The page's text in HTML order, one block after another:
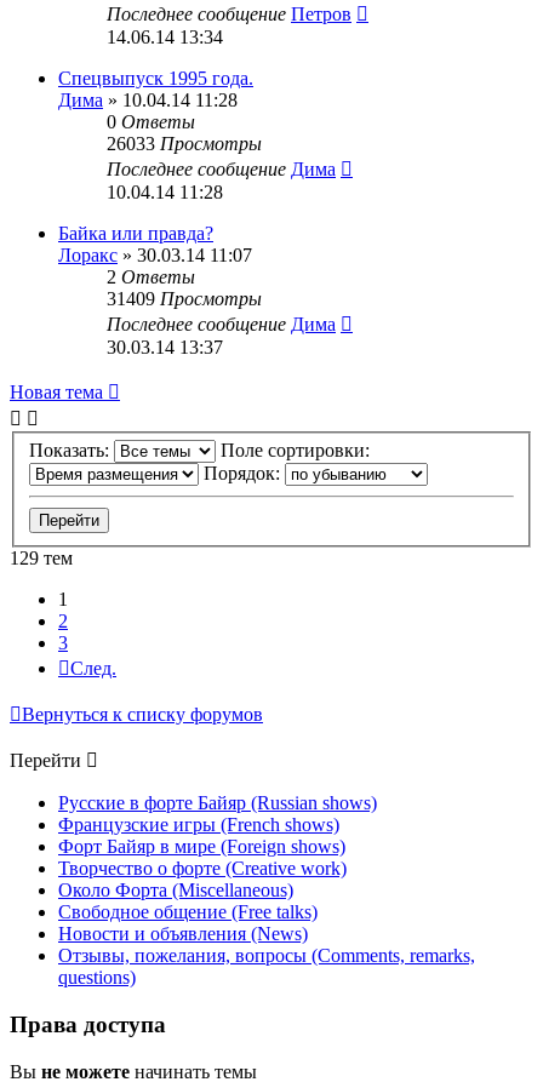
Последнее сообщение Петров
14.06.14 13:34
Спецвыпуск 1995 года.
Дима » 10.04.14 11:28
0 Ответы
26033 Просмотры
Последнее сообщение Дима
10.04.14 11:28
Байка или правда?
Лоракс » 30.03.14 11:07
2 Ответы
31409 Просмотры
Последнее сообщение Дима
30.03.14 13:37
Новая тема
Показать:
Поле сортировки:
Порядок:
129 тем
1
2
3
След.
Вернуться к списку форумов
Перейти
Русские в форте Байяр (Russian shows)
Французские игры (French shows)
Форт Байяр в мире (Foreign shows)
Творчество о форте (Creative work)
Около Форта (Miscellaneous)
Свободное общение (Free talks)
Новости и объявления (News)
Отзывы, пожелания, вопросы (Comments, remarks,
questions)
Права доступа
Вы не можете начинать темы